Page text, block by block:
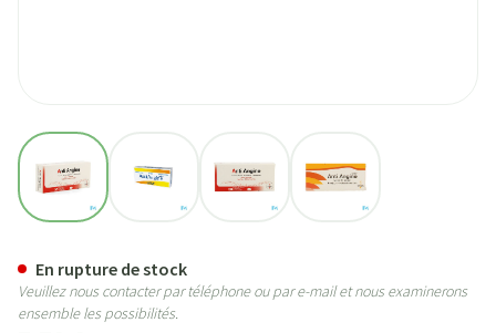
View larger image
En rupture de stock
Veuillez nous contacter par téléphone ou par e-mail et nous examinerons
ensemble les possibilités.